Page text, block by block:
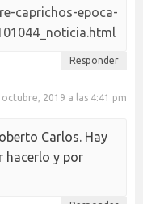
caprichos-epoca-
Responder
octubre, 2019 a las 4:41 pm
Carlos. Hay
hacerlo y por